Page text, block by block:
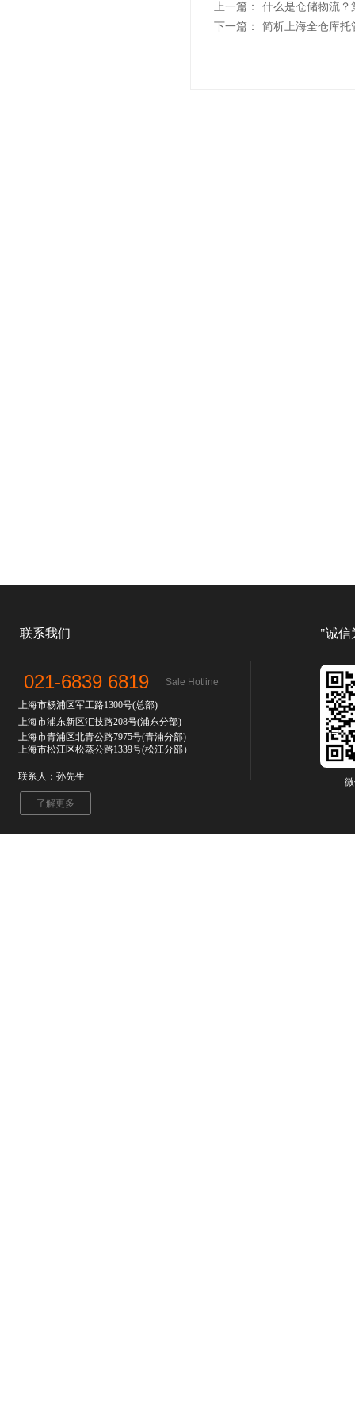
上一篇：
什么是仓储物流？
下一篇：
简析上海全仓库托
021-6839 6819
上海市杨浦区军工路1300号(总部)
上海市浦东新区汇技路208号(浦东分部)
上海市青浦区北青公路7975号(青浦分部)
上海市松江区松蒸公路1339号(松江分部）
联系人：孙先生
联系我们
Sale Hotline
了解更多
"诚信